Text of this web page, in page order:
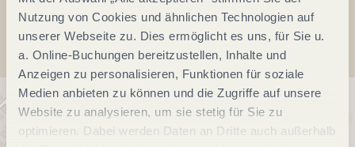
Nutzung von Cookies und ähnlichen Technologien auf
unserer Webseite zu. Dies ermöglicht es uns, für Sie u.
a. Online-Buchungen bereitzustellen, Inhalte und
Anzeigen zu personalisieren, Funktionen für soziale
Medien anbieten zu können und die Zugriffe auf unsere
Website zu analysieren, um sie stetig für Sie zu
optimieren. Dabei werden Daten an Dritte auch außerhalb